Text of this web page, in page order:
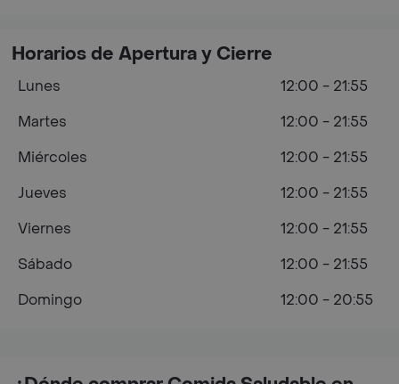
Horarios de Apertura y Cierre
Lunes
12:00 - 21:55
Martes
12:00 - 21:55
Miércoles
12:00 - 21:55
Jueves
12:00 - 21:55
Viernes
12:00 - 21:55
Sábado
12:00 - 21:55
Domingo
12:00 - 20:55